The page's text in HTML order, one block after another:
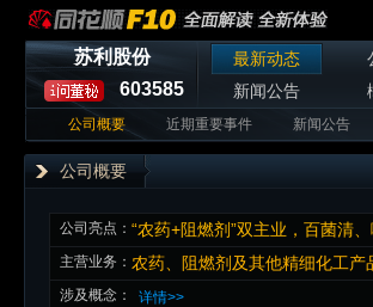
苏利股份
603585
最新动态
新闻公告
公司概要 近期重要事件 新闻公告
公司概要
公司亮点： “农药+阻燃剂”双主业，百菌清
主营业务： 农药、阻燃剂及其他精细化工
涉及概念： 详情>>